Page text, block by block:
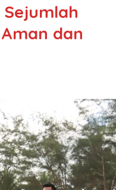
dan